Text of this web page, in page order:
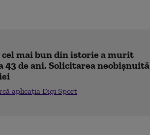
mai bun din istorie a murit
43 de ani. Solicitarea neobișnuită
aplicația Digi Sport